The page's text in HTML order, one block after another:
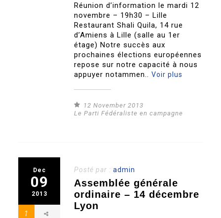
Réunion d’information le mardi 12
novembre – 19h30 – Lille
Restaurant Shali Quila, 14 rue
d’Amiens à Lille (salle au 1er
étage) Notre succès aux
prochaines élections européennes
repose sur notre capacité à nous
appuyer notammen..Voir plus
12 November 2013
Le Parti Fédéraliste en campagne
Dec
09
2013
1
Posté par :admin
Assemblée générale
ordinaire – 14 décembre
Lyon